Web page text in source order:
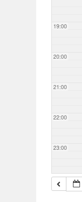
19:00
20:00
21:00
22:00
23:00